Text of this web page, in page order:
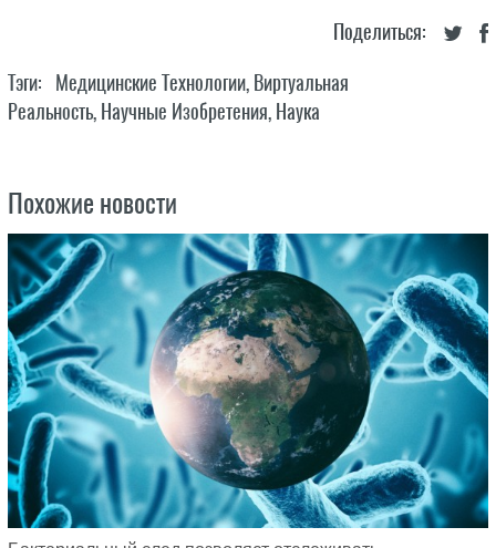
Поделиться:
Тэги: Медицинские Технологии, Виртуальная
Реальность, Научные Изобретения, Наука
Похожие новости